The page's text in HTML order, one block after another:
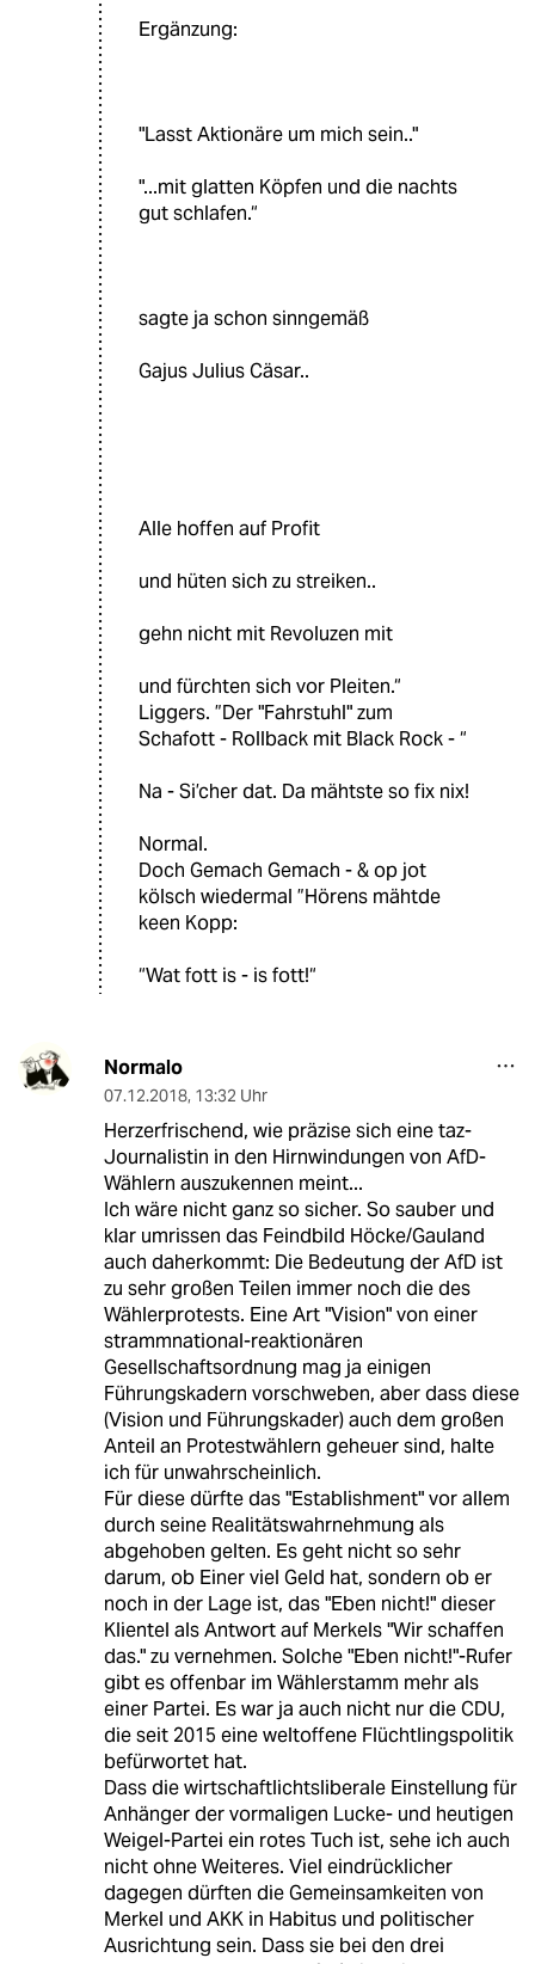
Ergänzung:
"Lasst Aktionäre um mich sein.."
"...mit glatten Köpfen und die nachts
gut schlafen.“
sagte ja schon sinngemäß
Gajus Julius Cäsar..
Alle hoffen auf Profit
und hüten sich zu streiken..
gehn nicht mit Revoluzen mit
und fürchten sich vor Pleiten.“
Liggers. ”Der "Fahrstuhl" zum
Schafott - Rollback mit Black Rock - “
Na - Si’cher dat. Da mähtste so fix nix!
Normal.
Doch Gemach Gemach - & op jot
kölsch wiedermal ”Hörens mähtde
keen Kopp:
“Wat fott is - is fott!“
Normalo
07.12.2018, 13:32 Uhr
Herzerfrischend, wie präzise sich eine taz-
Journalistin in den Hirnwindungen von AfD-
Wählern auszukennen meint...
Ich wäre nicht ganz so sicher. So sauber und
klar umrissen das Feindbild Höcke/Gauland
auch daherkommt: Die Bedeutung der AfD ist
zu sehr großen Teilen immer noch die des
Wählerprotests. Eine Art "Vision" von einer
strammnational-reaktionären
Gesellschaftsordnung mag ja einigen
Führungskadern vorschweben, aber dass diese
(Vision und Führungskader) auch dem großen
Anteil an Protestwählern geheuer sind, halte
ich für unwahrscheinlich.
Für diese dürfte das "Establishment" vor allem
durch seine Realitätswahrnehmung als
abgehoben gelten. Es geht nicht so sehr
darum, ob Einer viel Geld hat, sondern ob er
noch in der Lage ist, das "Eben nicht!" dieser
Klientel als Antwort auf Merkels "Wir schaffen
das." zu vernehmen. Solche "Eben nicht!"-Rufer
gibt es offenbar im Wählerstamm mehr als
einer Partei. Es war ja auch nicht nur die CDU,
die seit 2015 eine weltoffene Flüchtlingspolitik
befürwortet hat.
Dass die wirtschaftlichtsliberale Einstellung für
Anhänger der vormaligen Lucke- und heutigen
Weigel-Partei ein rotes Tuch ist, sehe ich auch
nicht ohne Weiteres. Viel eindrücklicher
dagegen dürften die Gemeinsamkeiten von
Merkel und AKK in Habitus und politischer
Ausrichtung sein. Dass sie bei den drei